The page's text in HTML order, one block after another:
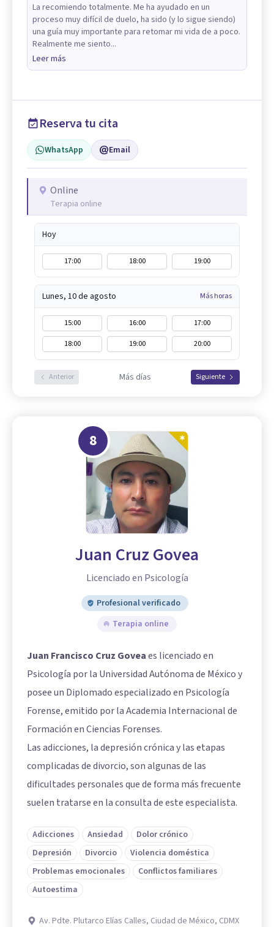
La recomiendo totalmente. Me ha ayudado en un
proceso muy difícil de duelo, ha sido (y lo sigue siendo)
una guía muy importante para retomar mi vida de a poco.
Realmente me siento...
Leer más
Reserva tu cita
WhatsApp Email
Online
Terapia online
Hoy
17:00 18:00 19:00
Lunes, 10 de agosto Más horas
15:00 16:00
17:00
18:00
19:00 20:00
Anterior Más días Siguiente
8
Juan Cruz Govea
Licenciado en Psicología
Profesional verificado
Terapia online
Juan Francisco Cruz Goveaes licenciado en
Psicología por la Universidad Autónoma de México y
posee un Diplomado especializado en Psicología
Forense, emitido por la Academia Internacional de
Formación en Ciencias Forenses.
Las adicciones, la depresión crónica y las etapas
complicadas de divorcio, son algunas de las
dificultades personales que de forma más frecuente
suelen tratarse en la consulta de este especialista.
Adicciones Ansiedad
Dolor crónico
Depresión
Divorcio
Violencia doméstica
Problemas emocionales
Conflictos familiares
Autoestima
Av. Pdte. Plutarco Elías Calles, Ciudad de México, CDMX